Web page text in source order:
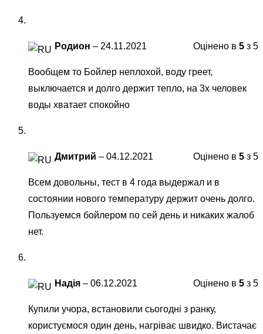
Оцінено в 5 з 5
Родион – 24.11.2021
Вообщем то Бойлер неплохой, воду греет,
выключается и долго держит тепло, на 3х человек
воды хватает спокойно
Оцінено в 5 з 5
Дмитрий – 04.12.2021
Всем довольны, тест в 4 года выдержал и в
состоянии нового температуру держит очень долго.
Пользуемся бойлером по сей день и никаких жалоб
нет.
Оцінено в 5 з 5
Надія – 06.12.2021
Купили учора, встановили сьогодні з ранку,
користуємося один день, нагріває швидко. Вистачає